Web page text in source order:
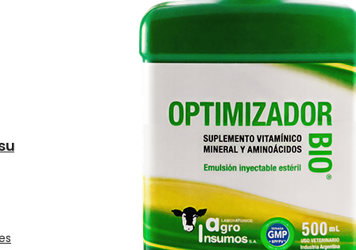
Reproducción
Animales de Compañía
Alimentos y Nutrición
Plaguicidas y repelentes